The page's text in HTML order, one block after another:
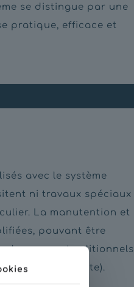
se distingue par une
pratique, efficace et
avec le système
ni travaux spéciaux
La manutention et
pouvant être
de moyens traditionnels
et plaque vibrante).